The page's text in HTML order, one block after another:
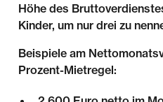
Höhe des
Kinder, um nur drei zu
Beispiele am
Prozent-Mietregel: